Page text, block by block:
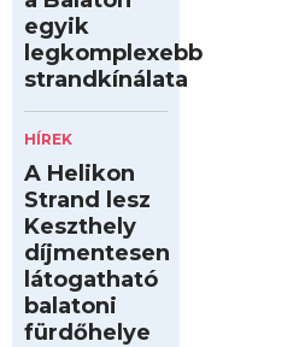
egyik
legkomplexebb
strandkínálata
HÍREK
A Helikon
Strand lesz
Keszthely
díjmentesen
látogatható
balatoni
fürdőhelye